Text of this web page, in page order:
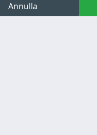
Annulla